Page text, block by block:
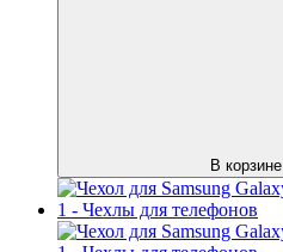
В корзине